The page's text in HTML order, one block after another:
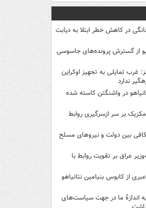
در کاهش خطر ابتلا به دیابت
از گسترش پرونده‌های جاسوسی
غرب تمایلی به تجهیز اوکراین
ندارد
در واشنگتن کاسته شده
بر سر ازسرگیری روابط
بین دولت و نیروهای مسلح
عراق بر تقویت روابط با
از کابوس بنیامین نتانیاهو
اندازۀ ما در جهت سیاست‌های